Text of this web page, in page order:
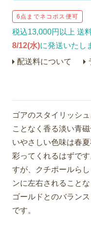
6点までネコポス便可
税込13,000円以上 送
8/12(水)に発送いたし
配送料について
ゴアのスタイリッシ
ことなく香る淡い青
いやさしい色味は春
彩ってくれるはずで
すが、クチポールら
ンに左右されること
ゴールドとのバラン
です。